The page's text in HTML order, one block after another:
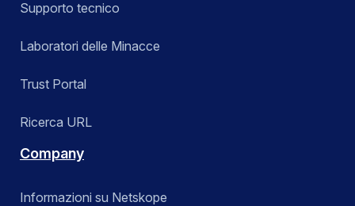
Supporto tecnico
Laboratori delle Minacce
Trust Portal
Ricerca URL
Company
Informazioni su Netskope